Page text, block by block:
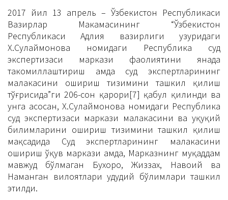
2017 йил 13 апрель – Ўзбекистон Республикаси
Вазирлар Маҳкамасининг “Ўзбекистон
Республикаси Адлия вазирлиги ҳузуридаги
Х.Сулаймонова номидаги Республика суд
экспертизаси маркази фаолиятини янада
такомиллаштириш ҳамда суд экспертларининг
малакасини ошириш тизимини ташкил қилиш
тўғрисида”ги 206-сон қарори[7] қабул қилинди ва
унга асосан, Х.Сулаймонова номидаги Республика
суд экспертизаси маркази малакасини ва ҳуқуқий
билимларини ошириш тизимини ташкил қилиш
мақсадида Суд экспертларининг малакасини
ошириш ўқув маркази ҳамда, Марказнинг муқаддам
мавжуд бўлмаган Бухоро, Жиззах, Навоий ва
Наманган вилоятлари ҳудудий бўлимлари ташкил
этилди.